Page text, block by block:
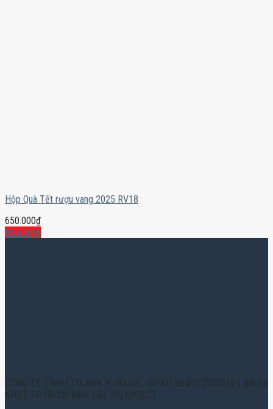
Hộp Quà Tết rượu vang 2025 RV18
650.000₫
Mua ngay
CÔNG TY TNHH TM XNK K HOUSE - GPKD số 0317003916 | Bởi Sở
KHĐT TP. Hồ Chí Minh cấp: 29/10/2021